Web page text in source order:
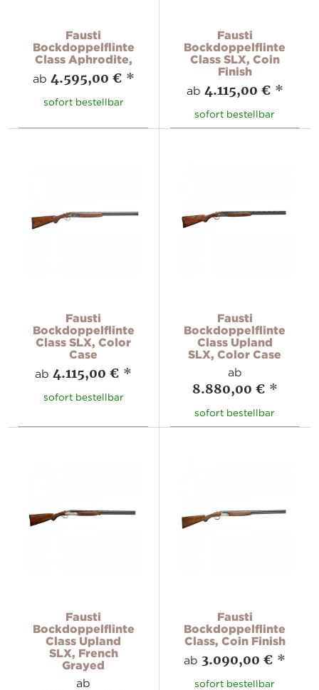
Fausti
Bockdoppelflinte
Class Aphrodite,
ab 4.595,00 € *
sofort bestellbar
Fausti
Bockdoppelflinte
Class SLX, Coin
Finish
ab 4.115,00 € *
sofort bestellbar
Fausti
Bockdoppelflinte
Class SLX, Color
Case
ab 4.115,00 € *
sofort bestellbar
Fausti
Bockdoppelflinte
Class Upland
SLX, Color Case
ab
8.880,00 € *
sofort bestellbar
Fausti
Bockdoppelflinte
Class Upland
SLX, French
Grayed
ab
Fausti
Bockdoppelflinte
Class, Coin Finish
ab 3.090,00 € *
sofort bestellbar